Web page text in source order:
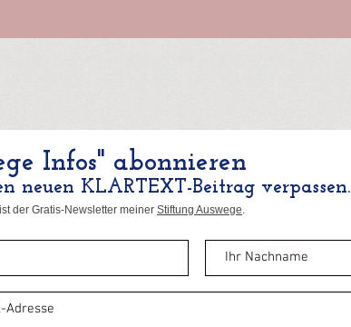
Infos" abonnieren
neuen KLARTEXT-Beitrag verpassen.
der Gratis-Newsletter meiner Stiftung Auswege